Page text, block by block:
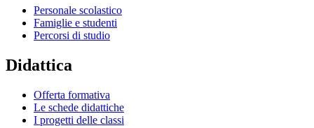
Personale scolastico
Famiglie e studenti
Percorsi di studio
Didattica
Offerta formativa
Le schede didattiche
I progetti delle classi